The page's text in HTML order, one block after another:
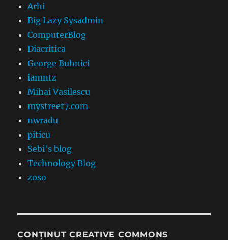
Arhi
Big Lazy Sysadmin
ComputerBlog
Diacritica
George Buhnici
iamntz
Mihai Vasilescu
mystreet7.com
nwradu
piticu
Sebi's blog
Technology Blog
zoso
CONȚINUT CREATIVE COMMONS